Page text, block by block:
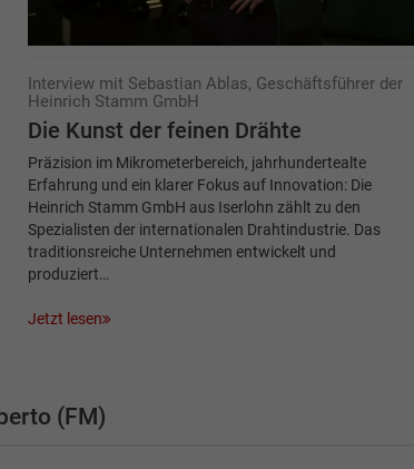
Interview mit Sebastian Ablas, Geschäftsführer der
Heinrich Stamm GmbH
Die Kunst der feinen Drähte
Präzision im Mikrometerbereich, jahrhundertealte
Erfahrung und ein klarer Fokus auf Innovation: Die
Heinrich Stamm GmbH aus Iserlohn zählt zu den
Spezialisten der internationalen Drahtindustrie. Das
traditionsreiche Unternehmen entwickelt und
produziert…
Jetzt lesen
(FM)